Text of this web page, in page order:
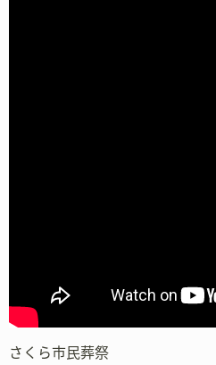
さくら市民葬祭